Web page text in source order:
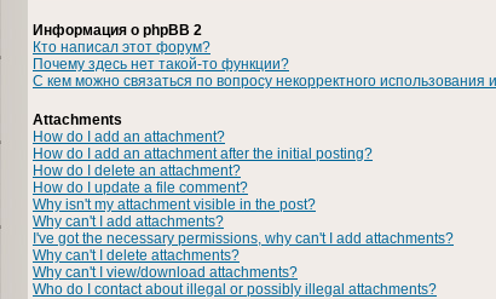
Информация о phpBB 2
Кто написал этот форум?
Почему здесь нет такой-то функции?
С кем можно связаться по вопросу некорректного
Attachments
How do I add an attachment?
How do I add an attachment after the initial posting?
How do I delete an attachment?
How do I update a file comment?
Why isn't my attachment visible in the post?
Why can't I add attachments?
I've got the necessary permissions, why can't I add attachments?
Why can't I delete attachments?
Why can't I view/download attachments?
Who do I contact about illegal or possibly illegal attachments?